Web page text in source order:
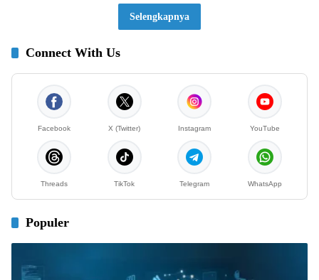
Selengkapnya
Connect With Us
Facebook X (Twitter) Instagram YouTube
Threads TikTok Telegram WhatsApp
Populer